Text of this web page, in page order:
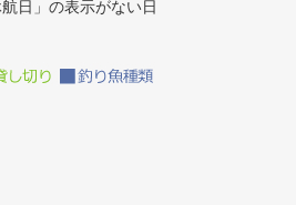
日」の表示がない日